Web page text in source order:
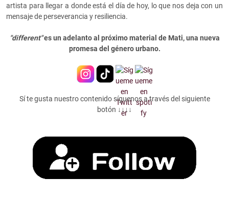
artista para llegar a donde está el día de hoy, lo que nos deja con un
mensaje de perseverancia y resiliencia.
"different"es un adelanto al próximo material de Mati, una nueva
promesa del género urbano.
Sí te gusta nuestro contenido síguenos a través del siguiente
botón ↓↓↓↓